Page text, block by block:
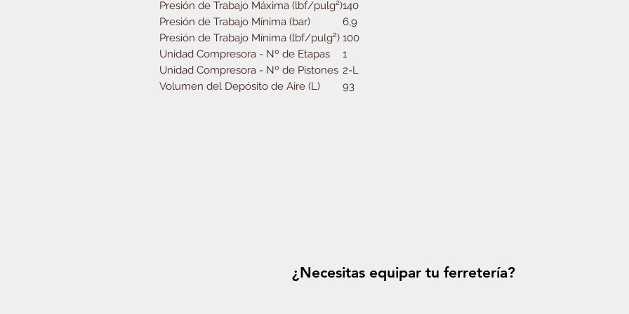
Presión de Trabajo Máxima (lbf/pulg²)140
Presión de Trabajo Mínima (bar)
6,9
Presión de Trabajo Mínima (lbf/pulg²) 100
Unidad Compresora - Nº de Etapas
1
Unidad Compresora - Nº de Pistones 2-L
Volumen del Depósito de Aire (L)
93
¿Necesitas equipar tu ferretería?